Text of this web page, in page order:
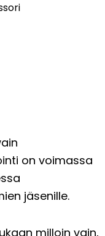
on voimassa
jäsenille.
milloin vain,